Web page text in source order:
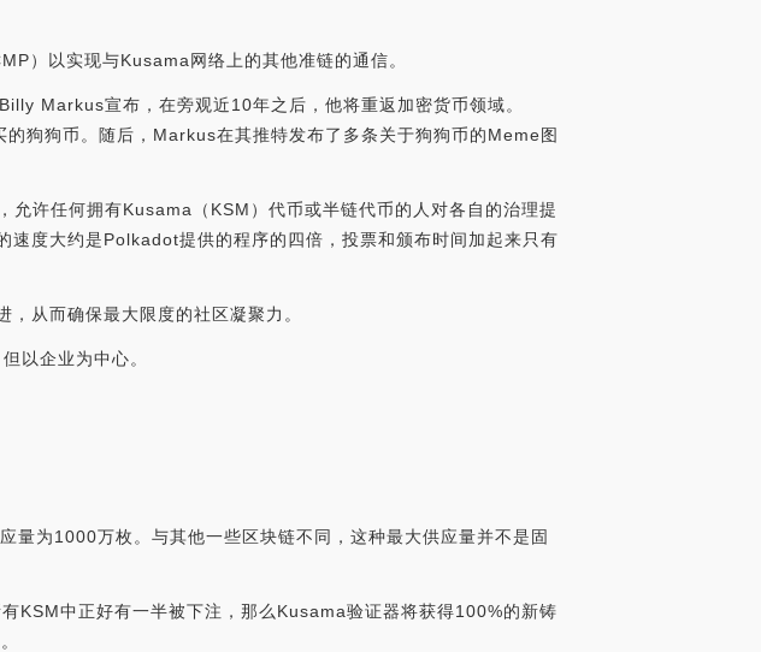
）以实现与Kusama网络上的其他准链的通信。
Markus宣布，在旁观近10年之后，他将重返加密货币领域。
狗狗币。随后，Markus在其推特发布了多条关于狗狗币的Meme图
许任何拥有Kusama（KSM）代币或半链代币的人对各自的治理提
度大约是Polkadot提供的程序的四倍，投票和颁布时间加起来只有
从而确保最大限度的社区凝聚力。
以企业为中心。
为1000万枚。与其他一些区块链不同，这种最大供应量并不是固
KSM中正好有一半被下注，那么Kusama验证器将获得100%的新铸